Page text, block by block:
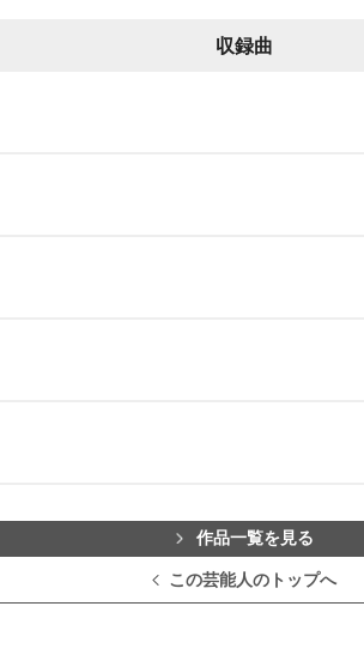
収録曲
作品一覧を見る
この芸能人のトップへ